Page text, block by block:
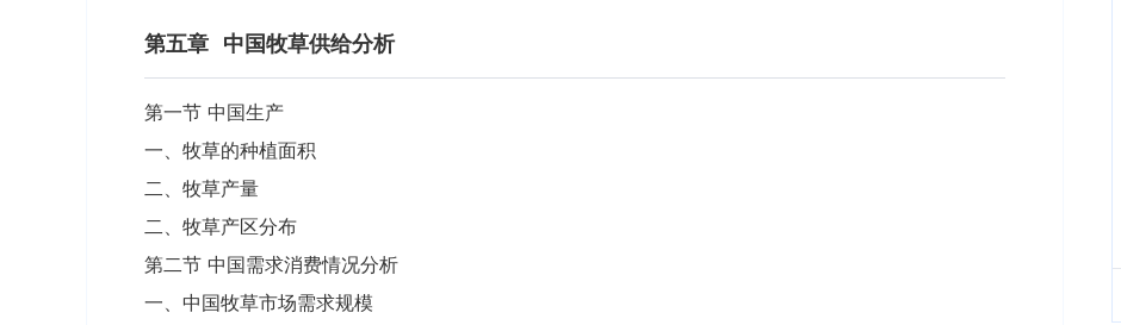
第五章 中国牧草供给分析
第一节 中国生产
一、牧草的种植面积
二、牧草产量
二、牧草产区分布
第二节 中国需求消费情况分析
一、中国牧草市场需求规模